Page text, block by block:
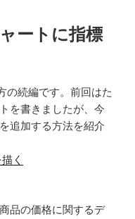
ートに指標
の続編です。前回はた
を書きましたが、今
追加する方法を紹介
く
品の価格に関するデ